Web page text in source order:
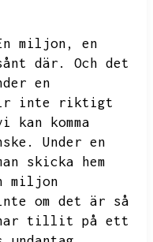
miljon,
en
där.
Och det
en
inte riktigt
kan komma
Under en
skicka hem
miljon
om det är så
har tillit på ett